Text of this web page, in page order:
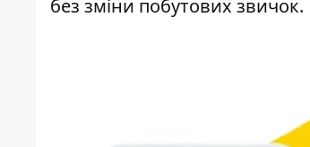
без зміни побутових звичок.